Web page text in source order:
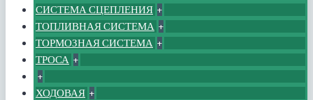
СИСТЕМА СЦЕПЛЕНИЯ +
ТОПЛИВНАЯ СИСТЕМА +
ТОРМОЗНАЯ СИСТЕМА +
ТРОСА +
+
ХОДОВАЯ +